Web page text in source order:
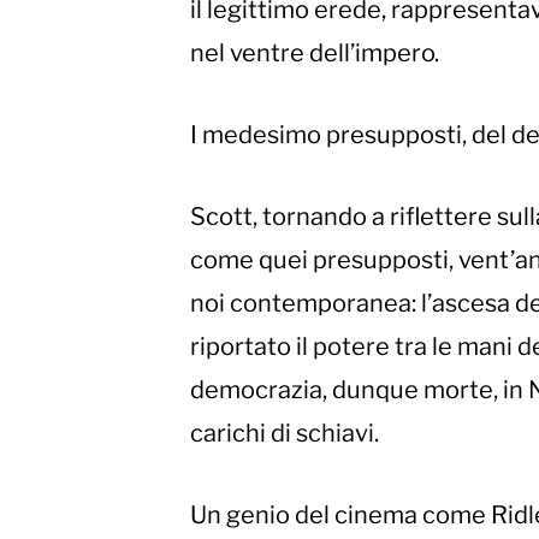
il legittimo erede,
nel ventre dell’impero.
I medesimo presupposti, del
Scott, tornando a riflettere
come quei presupposti,
noi contemporanea: l’ascesa
riportato il potere tra le mani
democrazia, dunque morte, in
carichi di schiavi.
Un genio del cinema come